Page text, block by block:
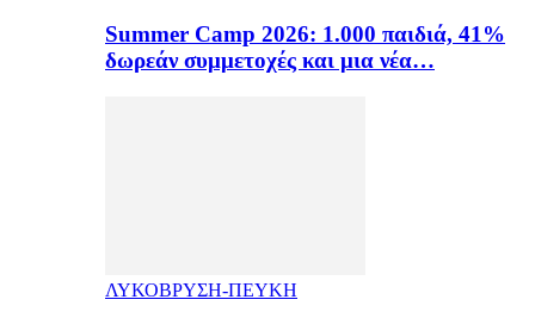
Summer Camp 2026: 1.000 παιδιά, 41%
δωρεάν συμμετοχές και μια νέα…
ΛΥΚΟΒΡΥΣΗ-ΠΕΥΚΗ